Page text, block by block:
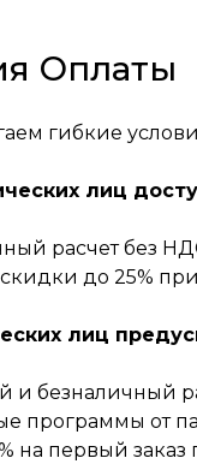
Оплаты
гибкие
лиц
расчет без
до 25%
лиц
и безналичный
программы от
на первый заказ